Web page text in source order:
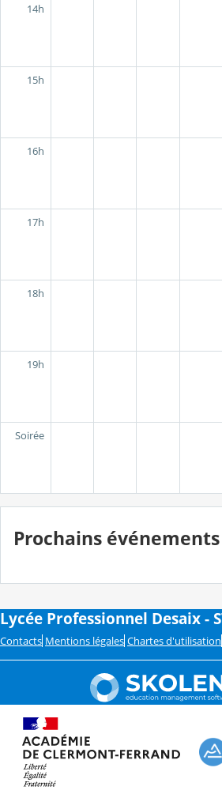
14h
15h
16h
17h
18h
19h
Soirée
Prochains événements
Lycée Professionnel Desaix -
Contacts Mentions légales Chartes d'utilisation